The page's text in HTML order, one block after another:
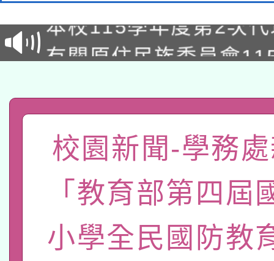
第3次招考甄選結果公
次招考甄選結果公告(
有關原住民族委員會
一案。
答一案
有關本府115年70歲以
人員健康講座「吃得安
心」，鼓勵退休同仁踴
案。
本校115學年度第2次
招甄選結果公告(無人
本館辦理115年度閱讀
暨閱讀推動專業研習
科技賦能─人工智慧
校園新聞-學務
「教育部第四屆
小學全民國防教